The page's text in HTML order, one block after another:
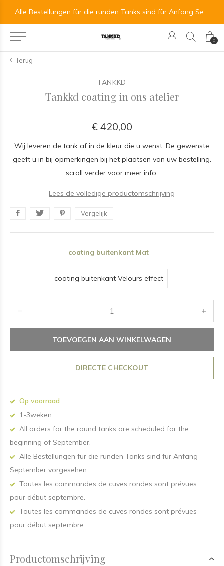
0
Alle Bestellungen für die runden Tanks sind für Anfang September vorgesehen.
Terug
TANKKD
Tankkd coating in ons atelier
€ 420,00
Wij leveren de tank af in de kleur die u wenst. De gewenste
geeft u in bij opmerkingen bij het plaatsen van uw bestelling.
scroll verder voor meer info.
Lees de volledige productomschrijving
Vergelijk
coating buitenkant Mat
coating buitenkant Velours effect
TOEVOEGEN AAN WINKELWAGEN
DIRECTE CHECKOUT
Op voorraad
1-3weken
All orders for the round tanks are scheduled for the
beginning of September.
Alle Bestellungen für die runden Tanks sind für Anfang
September vorgesehen.
Toutes les commandes de cuves rondes sont prévues
pour début septembre.
Toutes les commandes de cuves rondes sont prévues
pour début septembre.
Productomschrijving